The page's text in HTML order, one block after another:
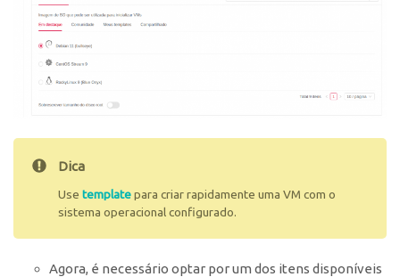
Dica
Use templatepara criar rapidamente uma VM com o
sistema operacional configurado.
Agora, é necessário optar por um dos itens disponíveis